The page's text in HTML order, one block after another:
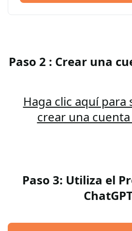
Paso 2 : Crear una
Haga clic aquí para
crear una cuenta
Paso 3: Utiliza el